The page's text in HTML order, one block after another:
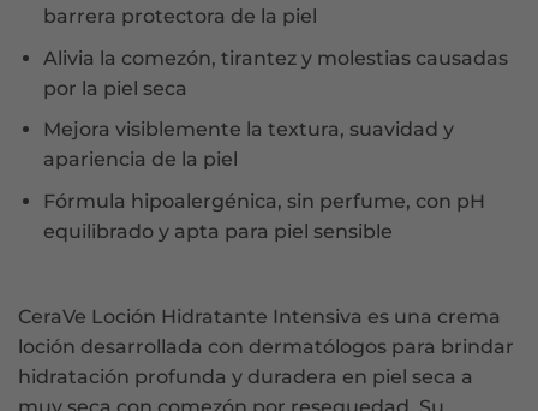
barrera protectora de la piel
Alivia la comezón, tirantez y molestias causadas
por la piel seca
Mejora visiblemente la textura, suavidad y
apariencia de la piel
Fórmula hipoalergénica, sin perfume, con pH
equilibrado y apta para piel sensible
CeraVe Loción Hidratante Intensiva es una crema
loción desarrollada con dermatólogos para brindar
hidratación profunda y duradera en piel seca a